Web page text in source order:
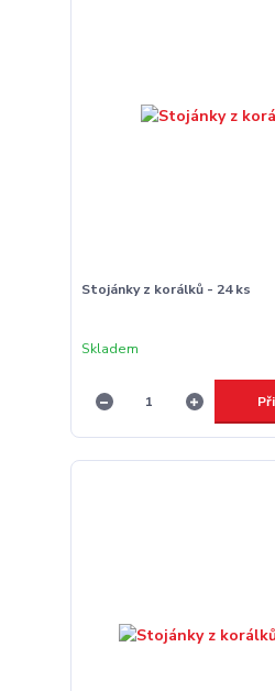
Stojánky z korálků - 24 ks
Skladem